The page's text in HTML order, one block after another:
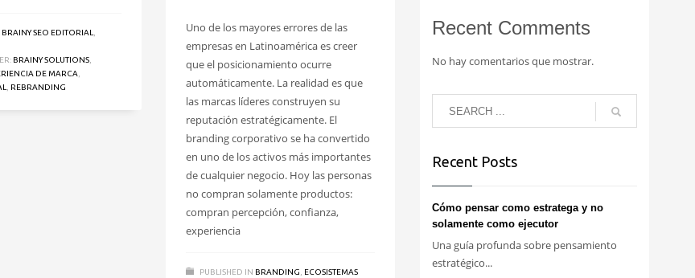
BRAINY SEO EDITORIAL,
BRAINY SOLUTIONS,
DE MARCA,
, REBRANDING
Uno de los mayores errores de las
empresas en Latinoamérica es creer
que el posicionamiento ocurre
automáticamente. La realidad es que
las marcas líderes construyen su
reputación estratégicamente. El
branding corporativo se ha convertido
en uno de los activos más importantes
de cualquier negocio. Hoy las personas
no compran solamente productos:
compran percepción, confianza,
experiencia
PUBLISHED IN BRANDING, ECOSISTEMAS
Recent Comments
No hay comentarios que mostrar.
Recent Posts
Cómo pensar como estratega y no
solamente como ejecutor
Una guía profunda sobre pensamiento
estratégico...